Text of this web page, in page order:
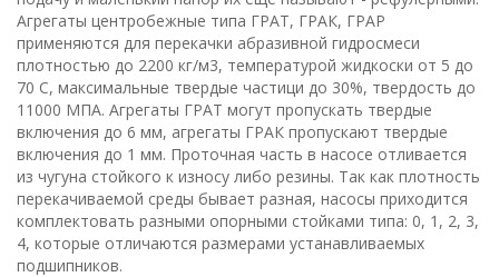
Агрегаты центробежные типа ГРАТ, ГРАК, ГРАР
применяются для перекачки абразивной гидросмеси
плотностью до 2200 кг/м3, температурой жидкоски от 5 до
70 С, максимальные твердые частици до 30%, твердость до
11000 МПА. Агрегаты ГРАТ могут пропускать твердые
включения до 6 мм, агрегаты ГРАК пропускают твердые
включения до 1 мм. Проточная часть в насосе отливается
из чугуна стойкого к износу либо резины. Так как плотность
перекачиваемой среды бывает разная, насосы приходится
комплектовать разными опорными стойками типа: 0, 1, 2, 3,
4, которые отличаются размерами устанавливаемых
подшипников.